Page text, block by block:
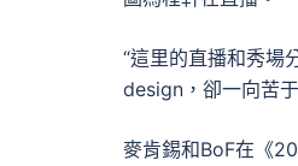
“這里的直播和秀場
design，卻一向苦
麥肯錫和BoF在《